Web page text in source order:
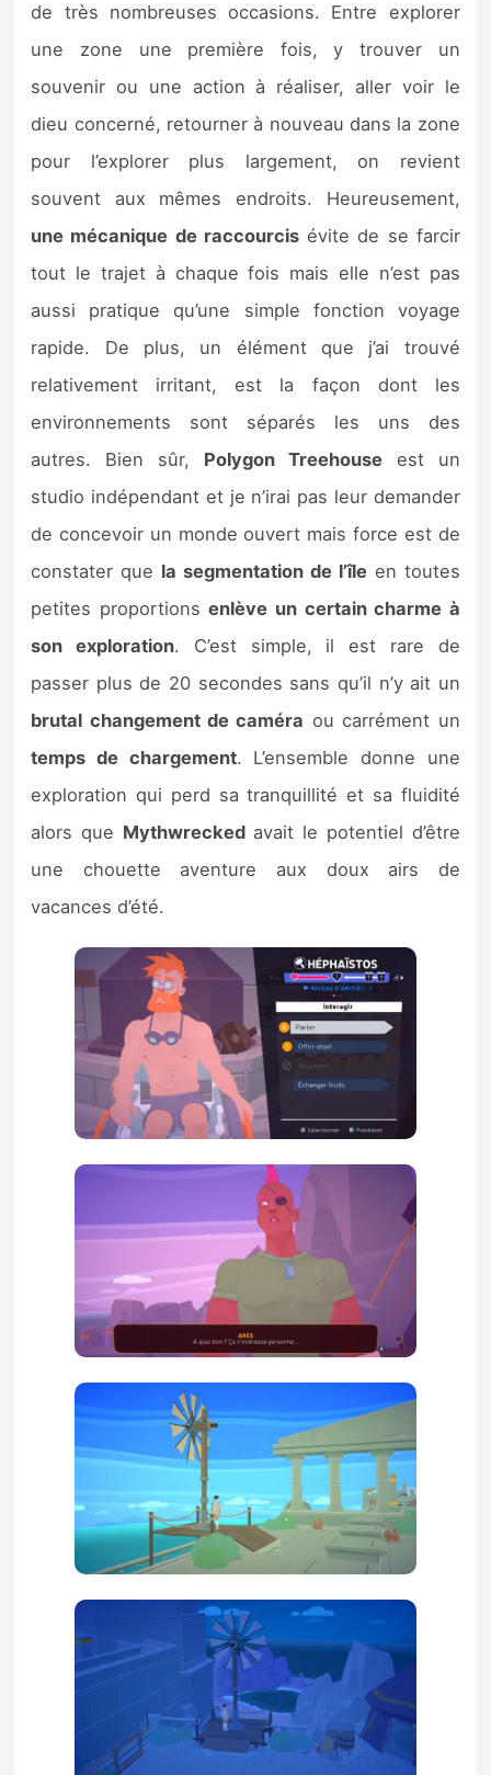
de très nombreuses occasions. Entre explorer
une zone une première fois, y trouver un
souvenir ou une action à réaliser, aller voir le
dieu concerné, retourner à nouveau dans la zone
pour l’explorer plus largement, on revient
souvent aux mêmes endroits. Heureusement,
une mécanique de raccourcisévite de se farcir
tout le trajet à chaque fois mais elle n’est pas
aussi pratique qu’une simple fonction voyage
rapide. De plus, un élément que j’ai trouvé
relativement irritant, est la façon dont les
environnements sont séparés les uns des
autres. Bien sûr, Polygon Treehouseest un
studio indépendant et je n’irai pas leur demander
de concevoir un monde ouvert mais force est de
constater que la segmentation de l’îleen toutes
petites proportionsenlève un certain charme à
son exploration. C’est simple, il est rare de
passer plus de 20 secondes sans qu’il n’y ait un
brutal changement de caméra ou carrément un
temps de chargement. L’ensemble donne une
exploration qui perd sa tranquillité et sa fluidité
alors que Mythwreckedavait le potentiel d’être
une chouette aventure aux doux airs de
vacances d’été.